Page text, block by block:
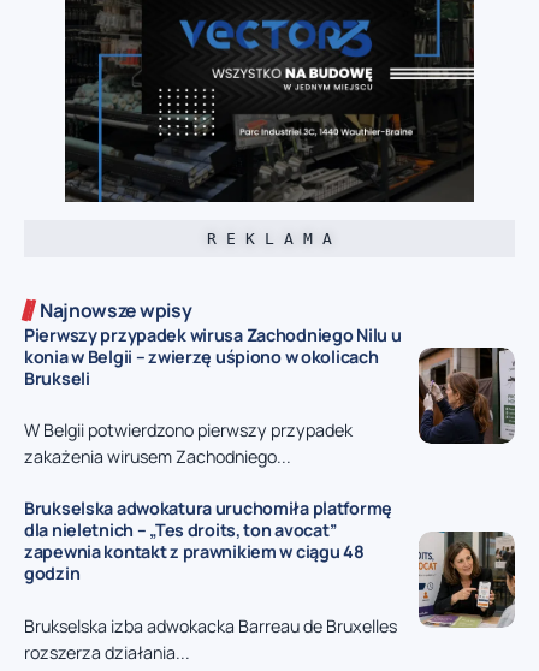
R E K L A M A
Najnowsze wpisy
Pierwszy przypadek wirusa Zachodniego Nilu u
konia w Belgii – zwierzę uśpiono w okolicach
Brukseli
W Belgii potwierdzono pierwszy przypadek
zakażenia wirusem Zachodniego...
Brukselska adwokatura uruchomiła platformę
dla nieletnich – „Tes droits, ton avocat”
zapewnia kontakt z prawnikiem w ciągu 48
godzin
Brukselska izba adwokacka Barreau de Bruxelles
rozszerza działania...